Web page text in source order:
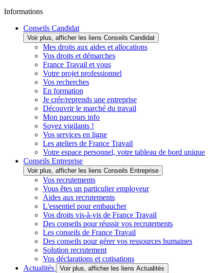
Informations
Conseils Candidat
Voir plus, afficher les liens Conseils Candidat
Mes droits aux aides et allocations
Vos droits et démarches
France Travail et vous
Votre projet professionnel
Vos recherches
En formation
Je crée/reprends une entreprise
Découvrir le marché du travail
Mon parcours info
Soyez vigilants !
Vos services en ligne
Les ateliers de France Travail
Votre espace personnel, votre tableau de bord unique
Conseils Entreprise
Voir plus, afficher les liens Conseils Entreprise
Vos recrutements
Vous êtes un particulier employeur
Aides aux recrutements
L'essentiel pour embaucher
Vos droits vis-à-vis de France Travail
Des conseils pour réussir vos recrutements
Les conseils de France Travail
Des conseils pour gérer vos ressources humaines
Solution recrutement
Vos déclarations et cotisations
Actualités
Voir plus, afficher les liens Actualités